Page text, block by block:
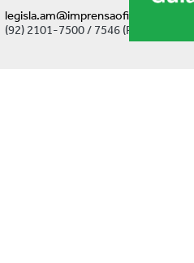
legisla.am@imprensaoficial.am.gov.br
(92) 2101-7500 / 7546 (Ramal)